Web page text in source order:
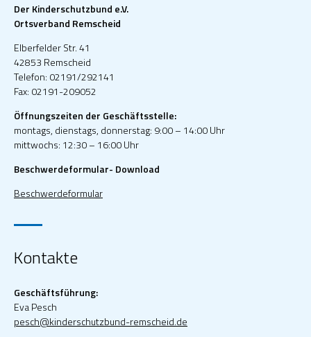
Der Kinderschutzbund e.V.
Ortsverband Remscheid
Elberfelder Str. 41
42853 Remscheid
Telefon: 02191/292141
Fax: 02191-209052
Öffnungszeiten der Geschäftsstelle:
montags, dienstags, donnerstag: 9:00 – 14:00 Uhr
mittwochs: 12:30 – 16:00 Uhr
Beschwerdeformular- Download
Beschwerdeformular
Kontakte
Geschäftsführung:
Eva Pesch
pesch@kinderschutzbund-remscheid.de